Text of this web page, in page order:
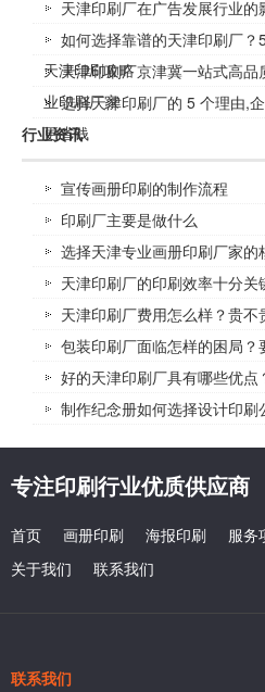
天津印刷厂在广告发展行业的
如何选择靠谱的天津印刷厂？
天津印刷攻略
天津印刷厂京津冀一站式高品
业印刷厂家
选择天津印刷厂的 5 个理由,
更省钱
行业资讯
宣传画册印刷的制作流程
印刷厂主要是做什么
选择天津专业画册印刷厂家的
天津印刷厂的印刷效率十分关
天津印刷厂费用怎么样？贵不
包装印刷厂面临怎样的困局？
好的天津印刷厂具有哪些优点
制作纪念册如何选择设计印刷
专注印刷行业优质供应商
首页 画册印刷 海报印刷 服务
关于我们
联系我们
联系我们